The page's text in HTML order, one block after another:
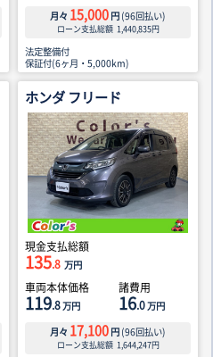
月々 15,000 円 (96回払い)
ローン支払総額 1,440,835円
法定整備付
保証付(6ヶ月・5,000km)
ホンダ フリード
現金支払総額
135.8 万円
車両本体価格
119.8万円
諸費用
16.0万円
月々 17,100 円 (96回払い)
ローン支払総額 1,644,247円